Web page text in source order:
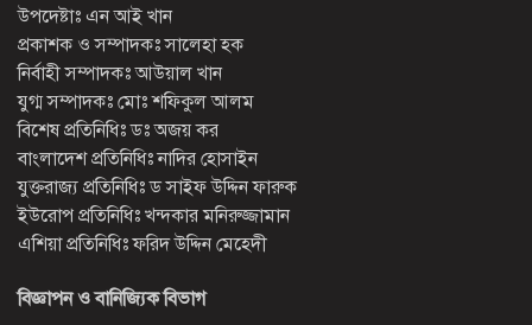
উপদেষ্টাঃ এন আই খান
প্রকাশক ও সম্পাদকঃ সালেহা হক
নির্বাহী সম্পাদকঃ আউয়াল খান
যুগ্ম সম্পাদকঃ মোঃ শফিকুল আলম
বিশেষ প্রতিনিধিঃ ডঃ অজয় কর
বাংলাদেশ প্রতিনিধিঃ নাদির হোসাইন
যুক্তরাজ্য প্রতিনিধিঃ ড সাইফ উদ্দিন ফারুক
ইউরোপ প্রতিনিধিঃ খন্দকার মনিরুজ্জামান
এশিয়া প্রতিনিধিঃ ফরিদ উদ্দিন মেহেদী
বিজ্ঞাপন ও বানিজ্যিক বিভাগ